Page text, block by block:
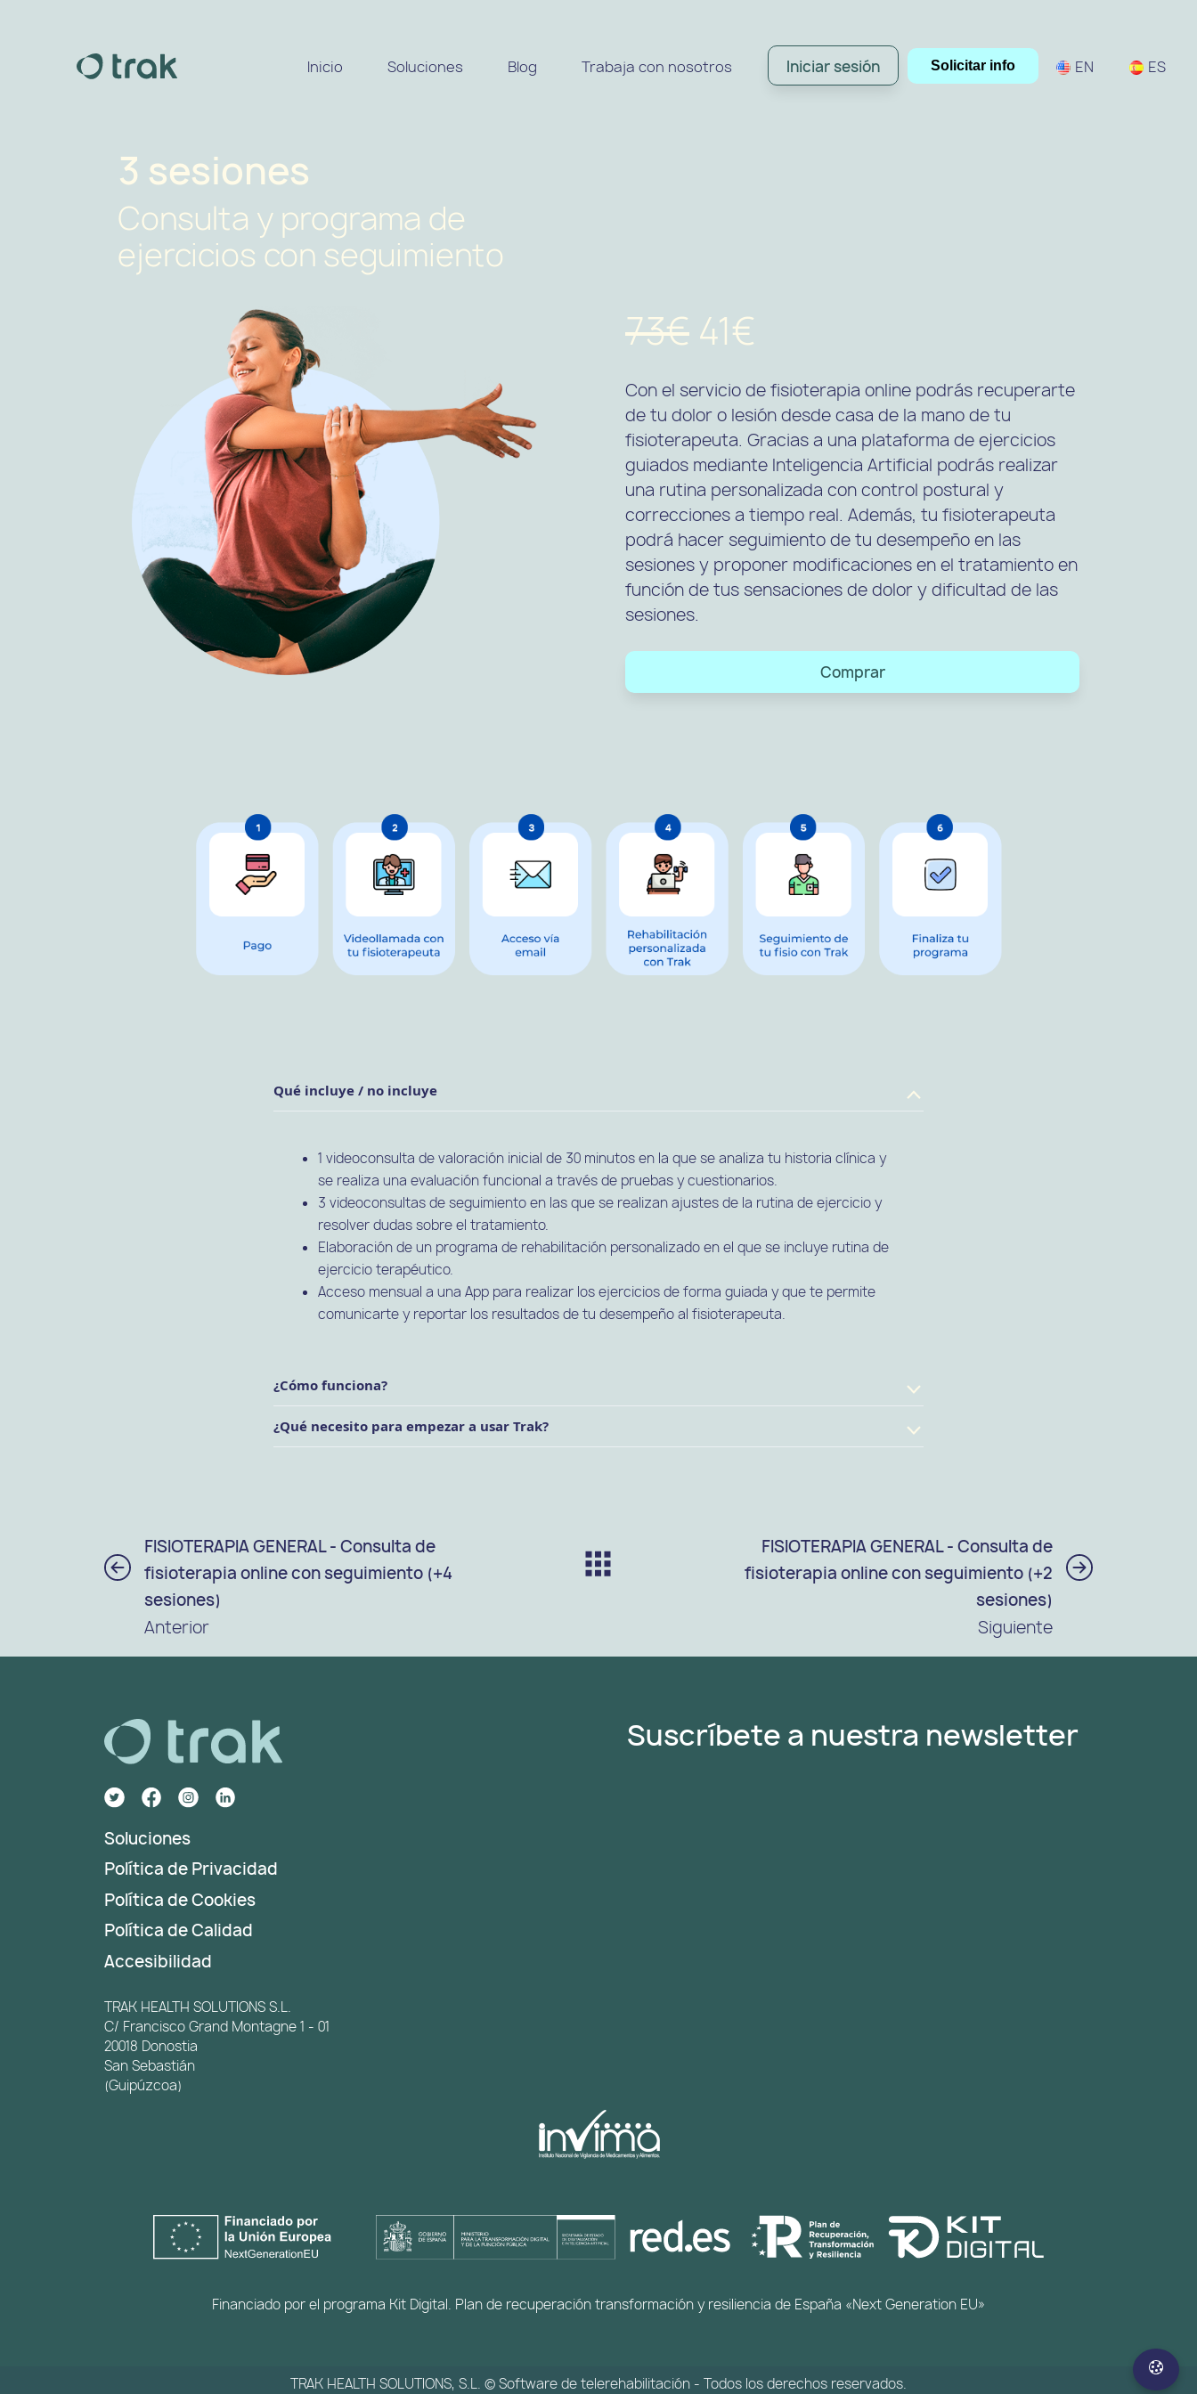
Inicio Soluciones Blog Trabaja con nosotros Iniciar sesión Solicitar info EN ES
3 sesiones
Consulta y programa de
ejercicios con seguimiento
73€ 41€
Con el servicio de fisioterapia online podrás recuperarte
de tu dolor o lesión desde casa de la mano de tu
fisioterapeuta. Gracias a una plataforma de ejercicios
guiados mediante Inteligencia Artificial podrás realizar
una rutina personalizada con control postural y
correcciones a tiempo real. Además, tu fisioterapeuta
podrá hacer seguimiento de tu desempeño en las
sesiones y proponer modificaciones en el tratamiento en
función de tus sensaciones de dolor y dificultad de las
sesiones.
Comprar
Qué incluye / no incluye
1 videoconsulta de valoración inicial de 30 minutos en la que se analiza tu historia clínica y
se realiza una evaluación funcional a través de pruebas y cuestionarios.
3 videoconsultas de seguimiento en las que se realizan ajustes de la rutina de ejercicio y
resolver dudas sobre el tratamiento.
Elaboración de un programa de rehabilitación personalizado en el que se incluye rutina de
ejercicio terapéutico.
Acceso mensual a una App para realizar los ejercicios de forma guiada y que te permite
comunicarte y reportar los resultados de tu desempeño al fisioterapeuta.
¿Cómo funciona?
¿Qué necesito para empezar a usar Trak?
FISIOTERAPIA GENERAL - Consulta de
fisioterapia online con seguimiento (+4
sesiones)
Anterior
FISIOTERAPIA GENERAL - Consulta de
fisioterapia online con seguimiento (+2
sesiones)
Siguiente
Soluciones
Política de Privacidad
Política de Cookies
Política de Calidad
Accesibilidad
TRAK HEALTH SOLUTIONS S.L.
C/ Francisco Grand Montagne 1 - 01
20018 Donostia
San Sebastián
(Guipúzcoa)
Suscríbete a nuestra newsletter
Financiado por el programa Kit Digital. Plan de recuperación transformación y resiliencia de España «Next Generation EU»
TRAK HEALTH SOLUTIONS, S.L. © Software de telerehabilitación - Todos los derechos reservados.